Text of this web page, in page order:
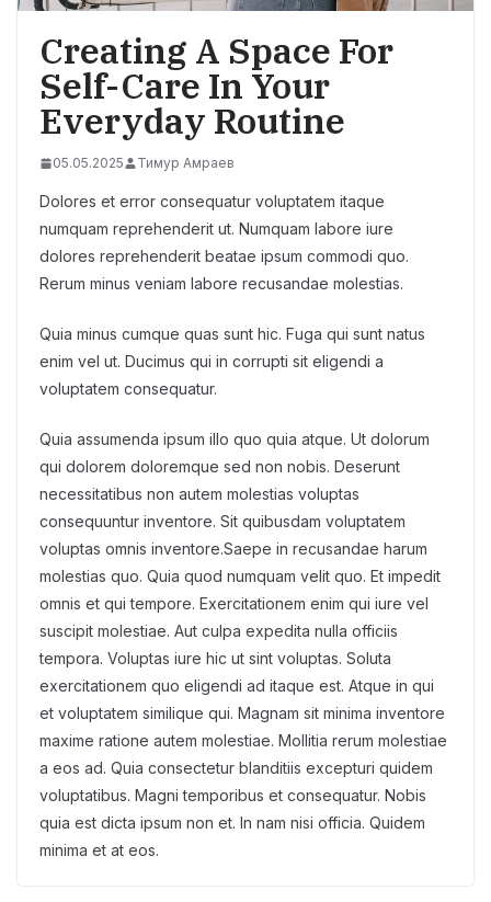
Creating A Space For
Self-Care In Your
Everyday Routine
05.05.2025 Тимур Амраев
Dolores et error consequatur voluptatem itaque
numquam reprehenderit ut. Numquam labore iure
dolores reprehenderit beatae ipsum commodi quo.
Rerum minus veniam labore recusandae molestias.
Quia minus cumque quas sunt hic. Fuga qui sunt natus
enim vel ut. Ducimus qui in corrupti sit eligendi a
voluptatem consequatur.
Quia assumenda ipsum illo quo quia atque. Ut dolorum
qui dolorem doloremque sed non nobis. Deserunt
necessitatibus non autem molestias voluptas
consequuntur inventore. Sit quibusdam voluptatem
voluptas omnis inventore.Saepe in recusandae harum
molestias quo. Quia quod numquam velit quo. Et impedit
omnis et qui tempore. Exercitationem enim qui iure vel
suscipit molestiae. Aut culpa expedita nulla officiis
tempora. Voluptas iure hic ut sint voluptas. Soluta
exercitationem quo eligendi ad itaque est. Atque in qui
et voluptatem similique qui. Magnam sit minima inventore
maxime ratione autem molestiae. Mollitia rerum molestiae
a eos ad. Quia consectetur blanditiis excepturi quidem
voluptatibus. Magni temporibus et consequatur. Nobis
quia est dicta ipsum non et. In nam nisi officia. Quidem
minima et at eos.